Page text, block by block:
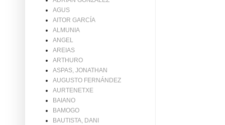
AGUS
AITOR GARCÍA
ALMUNIA
ANGEL
AREIAS
ARTHURO
ASPAS, JONATHAN
AUGUSTO FERNÁNDEZ
AURTENETXE
BAIANO
BAMOGO
BAUTISTA, DANI